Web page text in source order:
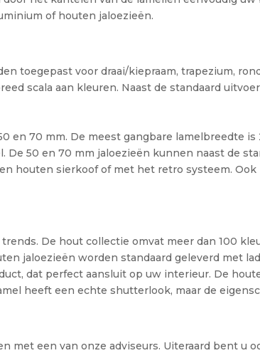
of houten jaloezieën.
toegepast voor draai/kiepraam, trapezium,
scala aan kleuren. Naast de standaard
en 70 mm. De meest gangbare lamelbreedte
50 en 70 mm jaloezieën kunnen naast de
houten sierkoof of met het retro systeem.
De hout collectie omvat meer dan 100
jaloezieën worden standaard geleverd met
dat perfect aansluit op uw interieur. De
heeft een echte shutterlook, maar de
met een van onze adviseurs. Uiteraard bent u